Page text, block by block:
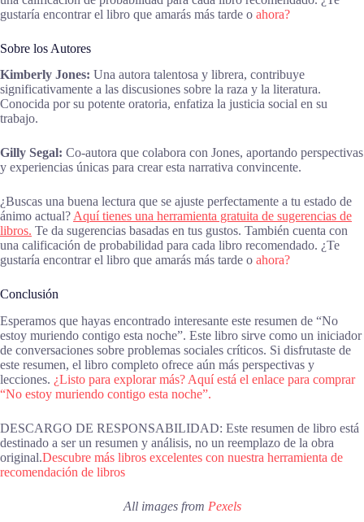
gustaría encontrar el libro que amarás más tarde o ahora?
Sobre los Autores
Kimberly Jones: Una autora talentosa y librera, contribuye
significativamente a las discusiones sobre la raza y la literatura.
Conocida por su potente oratoria, enfatiza la justicia social en su
trabajo.
Gilly Segal: Co-autora que colabora con Jones, aportando perspectivas
y experiencias únicas para crear esta narrativa convincente.
¿Buscas una buena lectura que se ajuste perfectamente a tu estado de
ánimo actual? Aquí tienes una herramienta gratuita de sugerencias de
libros. Te da sugerencias basadas en tus gustos. También cuenta con
una calificación de probabilidad para cada libro recomendado. ¿Te
gustaría encontrar el libro que amarás más tarde o ahora?
Conclusión
Esperamos que hayas encontrado interesante este resumen de “No
estoy muriendo contigo esta noche”. Este libro sirve como un iniciador
de conversaciones sobre problemas sociales críticos. Si disfrutaste de
este resumen, el libro completo ofrece aún más perspectivas y
lecciones. ¿Listo para explorar más? Aquí está el enlace para comprar
“No estoy muriendo contigo esta noche”.
DESCARGO DE RESPONSABILIDAD: Este resumen de libro está
destinado a ser un resumen y análisis, no un reemplazo de la obra
original.Descubre más libros excelentes con nuestra herramienta de
recomendación de libros
All images from Pexels